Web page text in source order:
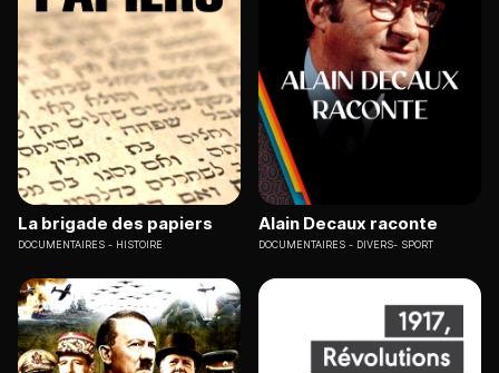
La brigade des papiers
DOCUMENTAIRES HISTOIRE
Alain Decaux raconte
DOCUMENTAIRES DIVERS- SPORT